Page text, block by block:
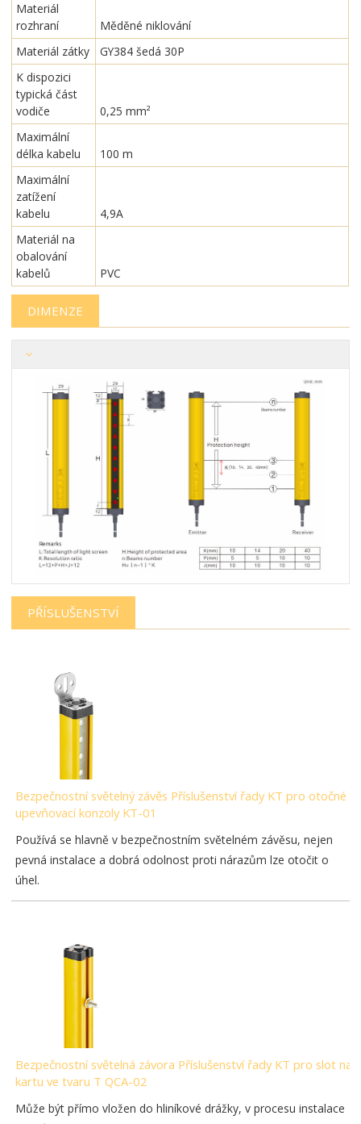
Materiál
rozhraní
Měděné niklování
Materiál zátky
GY384 šedá 30P
K dispozici
typická část
vodiče
0,25 mm²
Maximální
délka kabelu
100 m
Maximální
zatížení
kabelu
4,9A
Materiál na
obalování
kabelů
PVC
DIMENZE
PŘÍSLUŠENSTVÍ
Bezpečnostní světelný závěs Příslušenství řady KT pro otočné
upevňovací konzoly KT-01
Používá se hlavně v bezpečnostním světelném závěsu, nejen
pevná instalace a dobrá odolnost proti nárazům lze otočit o
úhel.
Bezpečnostní světelná závora Příslušenství řady KT pro slot na
kartu ve tvaru T QCA-02
Může být přímo vložen do hliníkové drážky, v procesu instalace